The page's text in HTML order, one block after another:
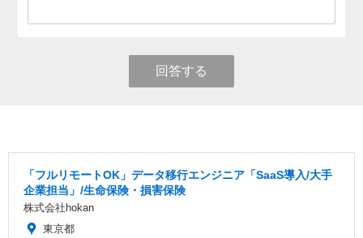
回答する
「フルリモートOK」データ移行エンジニア「SaaS導入/大手
企業担当」/生命保険・損害保険
株式会社hokan
東京都